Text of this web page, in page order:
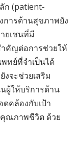
ก (patient-
การด้านสุขภาพยัง
ยเชนที่มี
คัญต่อการช่วยให้
ทย์ที่จำเป็นได้
จะช่วยเสริม
ผู้ให้บริการด้าน
คล้องกับเป้า
ณภาพชีวิต ด้วย